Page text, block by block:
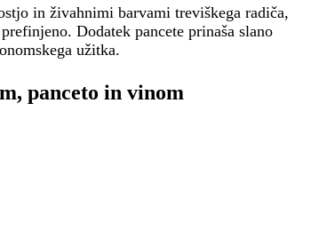
in živahnimi barvami treviškega radiča,
Dodatek pancete prinaša slano
užitka.
panceto in vinom